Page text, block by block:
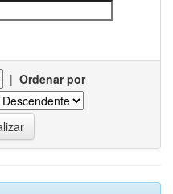
| Ordenar por